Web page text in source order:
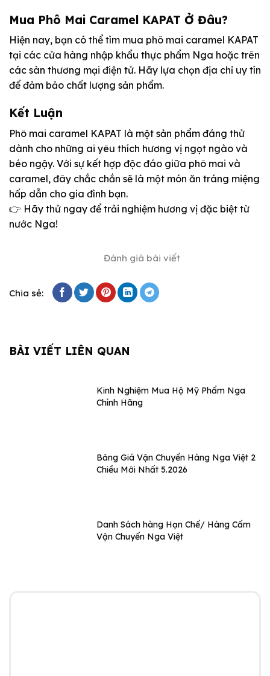
Mua Phô Mai Caramel KAPAT Ở Đâu?
Hiện nay, bạn có thể tìm mua phô mai caramel KAPAT
tại các cửa hàng nhập khẩu thực phẩm Nga hoặc trên
các sàn thương mại điện tử. Hãy lựa chọn địa chỉ uy tín
để đảm bảo chất lượng sản phẩm.
Kết Luận
Phô mai caramel KAPAT là một sản phẩm đáng thử
dành cho những ai yêu thích hương vị ngọt ngào và
béo ngậy. Với sự kết hợp độc đáo giữa phô mai và
caramel, đây chắc chắn sẽ là một món ăn tráng miệng
hấp dẫn cho gia đình bạn.
👉 Hãy thử ngay để trải nghiệm hương vị đặc biệt từ
nước Nga!
Đánh giá bài viết
Chia sẻ:
BÀI VIẾT LIÊN QUAN
Kinh Nghiệm Mua Hộ Mỹ Phẩm Nga
Chính Hãng
Bảng Giá Vận Chuyển Hàng Nga Việt 2
Chiều Mới Nhất 5.2026
Danh Sách hàng Hạn Chế/ Hàng Cấm
Vận Chuyển Nga Việt